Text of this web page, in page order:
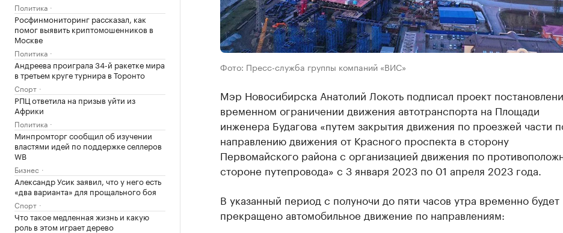
Политика
Росфинмониторинг рассказал, как
помог выявить криптомошенников в
Москве
Политика
Андреева проиграла 34-й ракетке мира
в третьем круге турнира в Торонто
Спорт
РПЦ ответила на призыв уйти из
Африки
Политика
Минпромторг сообщил об изучении
властями идей по поддержке селлеров
WB
Бизнес
Александр Усик заявил, что у него есть
«два варианта» для прощального боя
Спорт
Что такое медленная жизнь и какую
роль в этом играет дерево
Фото: Пресс-служба группы компаний «ВИС»
Мэр Новосибирска Анатолий Локоть подписал проект
временном ограничении движения автотранспорта на Площади
инженера Будагова «путем закрытия движения по проезжей части
направлению движения от Красного проспекта в сторону
Первомайского района с организацией движения по
стороне путепровода» с 3 января 2023 по 01 апреля 2023 года.
В указанный период с полуночи до пяти часов утра временно будет
прекращено автомобильное движение по направлениям: